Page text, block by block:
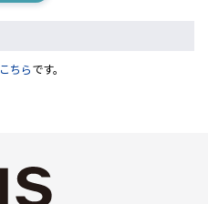
こちらです。